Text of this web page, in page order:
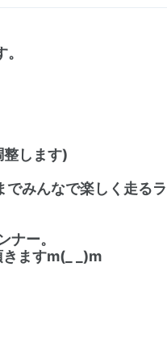
します)
みんなで楽しく走る
ー。
ますm(_ _)m